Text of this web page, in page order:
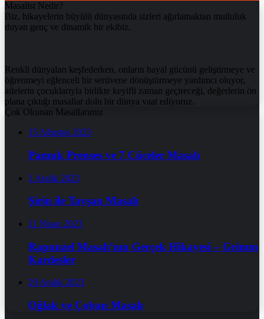
Masalist Nedir?
Biz, hikayelerin büyülü dünyasında sizleri ağırlamaktan mutluluk
duyan genç ve dinamik bir ekibiz.
Renkli dünyaları keşfederken, onların hayal gücünü geliştirmeye ve
öğrenmeyi eğlenceli bir serüvene dönüştürmeye yardımcı oluyor,
ailelerin çocuklarıyla birlikte keyifli zaman geçireceği, değerlerin ön
plana çıktığı masallar dolu bir dünya vaat ediyoruz.
Çok Okunan Masallarımız
15 Ağustos 2023
Pamuk Prenses ve 7 Cüceler Masalı
1 Aralık 2023
Şirin ile Tavşan Masalı
11 Nisan 2023
Rapunzel Masalı’nın Gerçek Hikayesi – Grimm
Kardeşler
29 Aralık 2023
Oğlak ve Çoban Masalı